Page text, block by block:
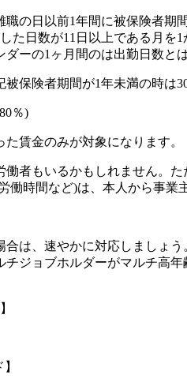
の日以前1年間に被保険者
た日数が11日以上である月
ーの1ヶ月間のは出勤日数と
保険者期間が1年未満の時は
％)
賃金のみが対象になります。
者もいるかもしれません。た
時間など)は、本人から事業
は、速やかに対応しましょ
チジョブホルダーがマルチ高